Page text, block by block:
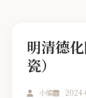
明清德
瓷）
小编